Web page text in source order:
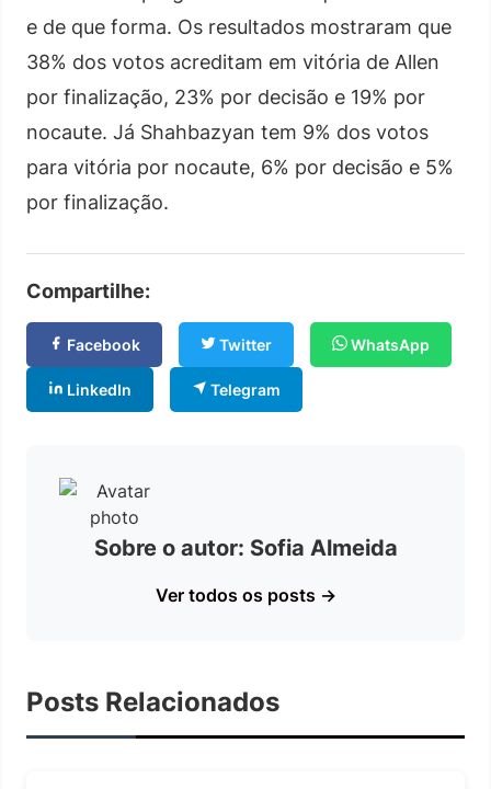
e de que forma. Os resultados mostraram que
38% dos votos acreditam em vitória de Allen
por finalização, 23% por decisão e 19% por
nocaute. Já Shahbazyan tem 9% dos votos
para vitória por nocaute, 6% por decisão e 5%
por finalização.
Compartilhe:
Facebook Twitter WhatsApp
LinkedIn Telegram
Sobre o autor: Sofia Almeida
Ver todos os posts →
Posts Relacionados